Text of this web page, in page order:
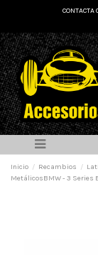
CONTACTA
Inicio Recambios
MetálicosBMW - 3 Series